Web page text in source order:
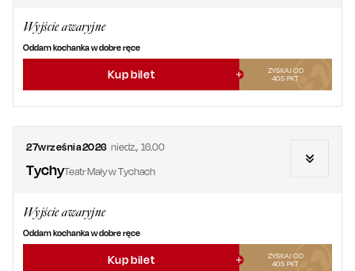
Wyjście awaryjne
Oddam kochanka w dobre ręce
Kup bilet
ZYSKAJ OD
405 PKT
27września2026 niedz., 16.00
TychyTeatr Mały w Tychach
Wyjście awaryjne
Oddam kochanka w dobre ręce
Kup bilet
ZYSKAJ OD
405 PKT